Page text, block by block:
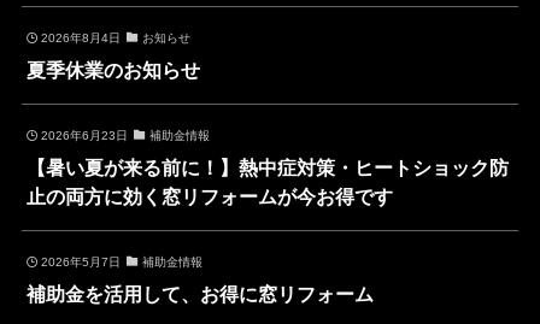
2026年8月4日 お知らせ
夏季休業のお知らせ
2026年6月23日 補助金情報
【暑い夏が来る前に！】熱中症対策・ヒートショック防
止の両方に効く窓リフォームが今お得です
2026年5月7日 補助金情報
補助金を活用して、お得に窓リフォーム